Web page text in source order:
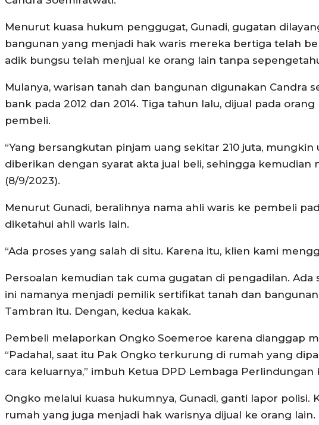
Menurut kuasa hukum penggugat, Gunadi, gugatan
bangunan yang menjadi hak waris mereka bertiga telah
adik bungsu telah menjual ke orang lain tanpa
Mulanya, warisan tanah dan bangunan digunakan Candra
bank pada 2012 dan 2014. Tiga tahun lalu, dijual pada
pembeli.
“Yang bersangkutan pinjam uang sekitar 210 juta,
diberikan dengan syarat akta jual beli, sehingga kemudian
(8/9/2023).
Menurut Gunadi, beralihnya nama ahli waris ke pembeli
diketahui ahli waris lain.
“Ada proses yang salah di situ. Karena itu, klien kami
Persoalan kemudian tak cuma gugatan di pengadilan.
ini namanya menjadi pemilik sertifikat tanah dan
Tambran itu. Dengan, kedua kakak.
Pembeli melaporkan Ongko Soemeroe karena dianggap
“Padahal, saat itu Pak Ongko terkurung di rumah yang
cara keluarnya,” imbuh Ketua DPD Lembaga Perlindungan
Ongko melalui kuasa hukumnya, Gunadi, ganti lapor polisi.
rumah yang juga menjadi hak warisnya dijual ke orang